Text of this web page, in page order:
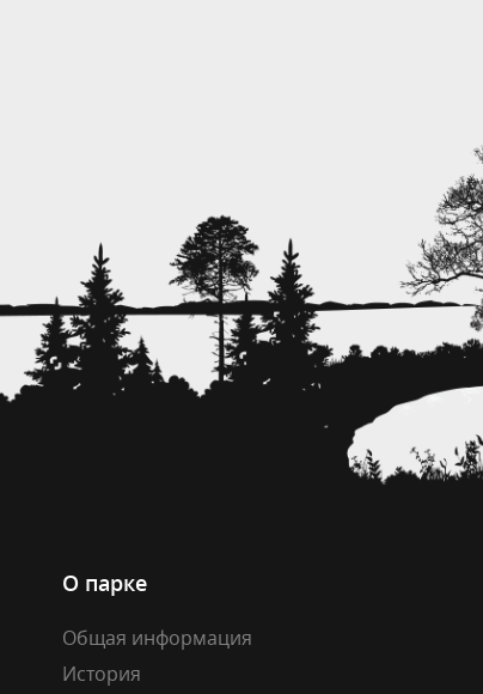
О парке
Общая информация
История